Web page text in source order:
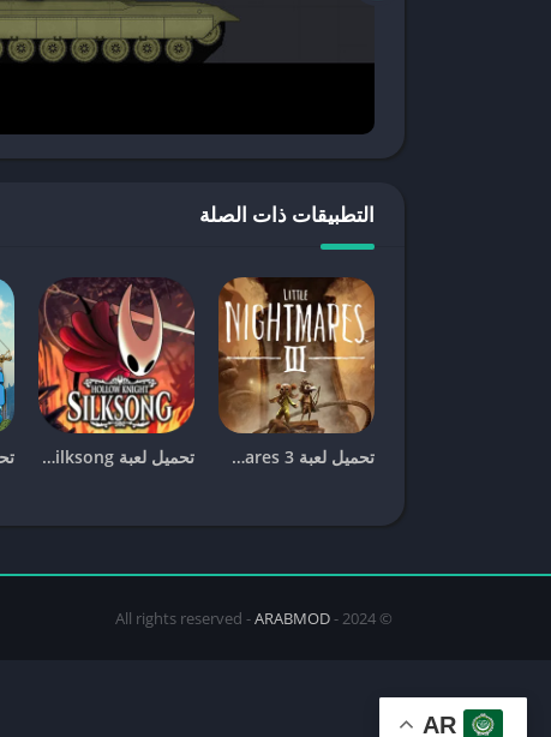
إذا كنت تمتلك جهاز
12.0 أو أعلى للحصول على تجربة لعب سلسة. توفر
والتفاعل مع البيئات والشخصيات بطرق مبتكرة.
تتيحلعبة People Playground
على الجوال تجربة
متنوعة في بيئات مختلفة، مما يتيح لك إظهار إبداعك
الصوتي الممتاز يساهمان في تعزيز التجربة وجعلها
تخصيص تجربتك وفقًا لأسلوبك الخاص.
آخر تحديثات لعبة People Playground للجوال
إصلاح العديد من الأخطاء التي كانت تؤثر على
التطبيقات ذات الصلة
تحميل لعبة Little Nightmares 3 للجوال [آخر اصدار] تحميل لعبة hollow knight silksong للجوال [آخر اصدار]
© 2024 - All rights reserved -
ARABMOD
AR